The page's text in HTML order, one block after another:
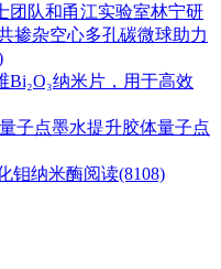
团队和甬江实验室林宁研
掺杂空心多孔碳微球助力
纳米片，用于高效
子点墨水提升胶体量子点
钼纳米酶阅读(8108)